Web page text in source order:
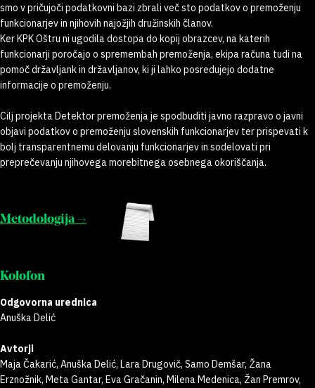
smo v pričujoči podatkovni bazi zbrali več sto podatkov o premoženju
funkcionarjev in njihovih najožjih družinskih članov.
Ker KPK Oštru ni ugodila dostopa do kopij obrazcev, na katerih
funkcionarji poročajo o spremembah premoženja, ekipa računa tudi na
pomoč državljank in državljanov, ki ji lahko posredujejo dodatne
informacije o premoženju.
Cilj projekta Detektor premoženja je spodbuditi javno razpravo o javni
objavi podatkov o premoženju slovenskih funkcionarjev ter prispevati k
bolj transparentnemu delovanju funkcionarjev in sodelovati pri
preprečevanju njihovega morebitnega osebnega okoriščanja.
Metodologija →
Kolofon
Odgovorna urednica
Anuška Delić
Avtorji
Maja Čakarić, Anuška Delić, Lara Drugovič, Samo Demšar, Žana
Erznožnik, Meta Gantar, Eva Gračanin, Milena Medenica, Žan Premrov,